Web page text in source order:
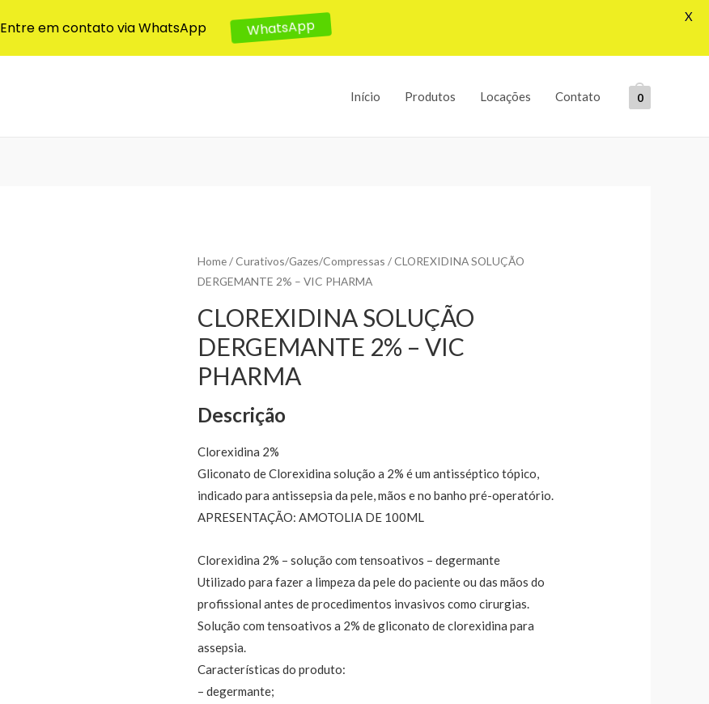
Início Produtos Locações Contato 0
Home/Curativos/Gazes/Compressas / CLOREXIDINA SOLUÇÃO
DERGEMANTE 2% – VIC PHARMA
CLOREXIDINA SOLUÇÃO
DERGEMANTE 2% – VIC
PHARMA
Descrição
Clorexidina 2%
Gliconato de Clorexidina solução a 2% é um antisséptico tópico,
indicado para antissepsia da pele, mãos e no banho pré-operatório.
APRESENTAÇÃO: AMOTOLIA DE 100ML
Clorexidina 2% – solução com tensoativos – degermante
Utilizado para fazer a limpeza da pele do paciente ou das mãos do
profissional antes de procedimentos invasivos como cirurgias.
Solução com tensoativos a 2% de gliconato de clorexidina para
assepsia.
Características do produto:
– degermante;
Entre em contato via WhatsApp WhatsApp
X